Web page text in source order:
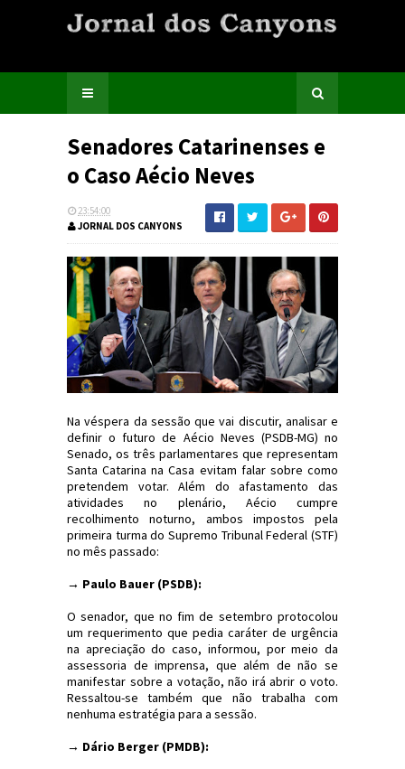
Senadores Catarinenses e
o Caso Aécio Neves
23:54:00
JORNAL DOS CANYONS
Na véspera da sessão que vai discutir, analisar e
definir o futuro de Aécio Neves (PSDB-MG) no
Senado, os três parlamentares que representam
Santa Catarina na Casa evitam falar sobre como
pretendem votar. Além do afastamento das
atividades no plenário, Aécio cumpre
recolhimento noturno, ambos impostos pela
primeira turma do Supremo Tribunal Federal (STF)
no mês passado:
→ Paulo Bauer (PSDB):
O senador, que no fim de setembro protocolou
um requerimento que pedia caráter de urgência
na apreciação do caso, informou, por meio da
assessoria de imprensa, que além de não se
manifestar sobre a votação, não irá abrir o voto.
Ressaltou-se também que não trabalha com
nenhuma estratégia para a sessão.
→ Dário Berger (PMDB):